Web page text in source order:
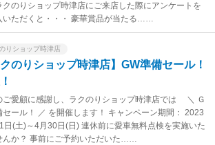
クのりショップ時津店にご来店した際にアンケートを
いただくと・・・ 豪華賞品が当たる……
りショップ時津店
クのりショップ時津店】GW準備セール！
ご愛顧に感謝し、ラクのりショップ時津店では ＼ Ｇ
セール！ ／ を開催します！ キャンペーン期間： 2023
日(土)～4月30日(日) 連休前に愛車無料点検を実施いた
んか？ 事前にご予約いただいた……